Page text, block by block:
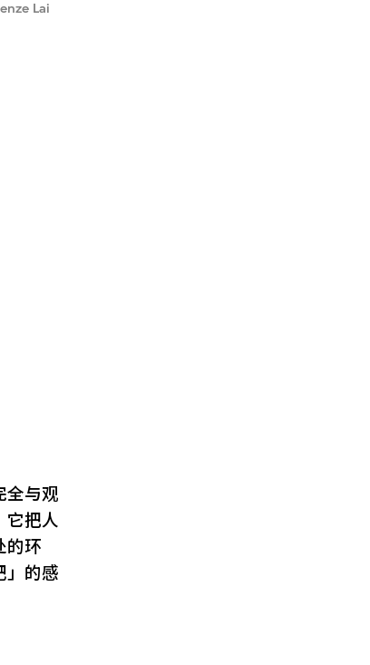
Lai
全与观
它把人
的环
」的感